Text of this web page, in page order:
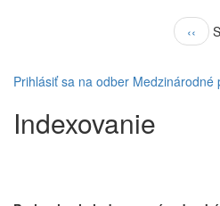
strana
‹‹
Prihlásiť sa na odber Medzinárodné
Indexovanie